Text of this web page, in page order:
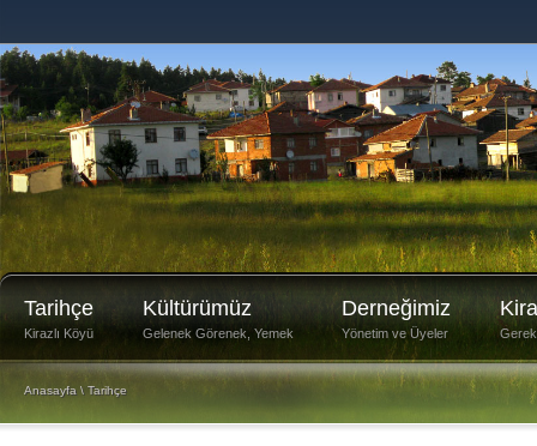
Tarihçe
Kirazlı Köyü
Kültürümüz
Gelenek Görenek, Yemek
Derneğimiz
Yönetim ve Üyeler
Anasayfa \ Tarihçe